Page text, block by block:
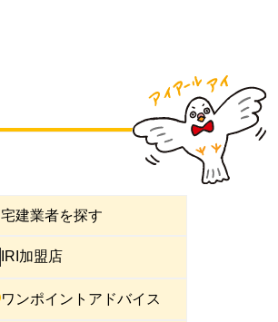
宅建業者を探す
IRI加盟店
ワンポイントアドバイス